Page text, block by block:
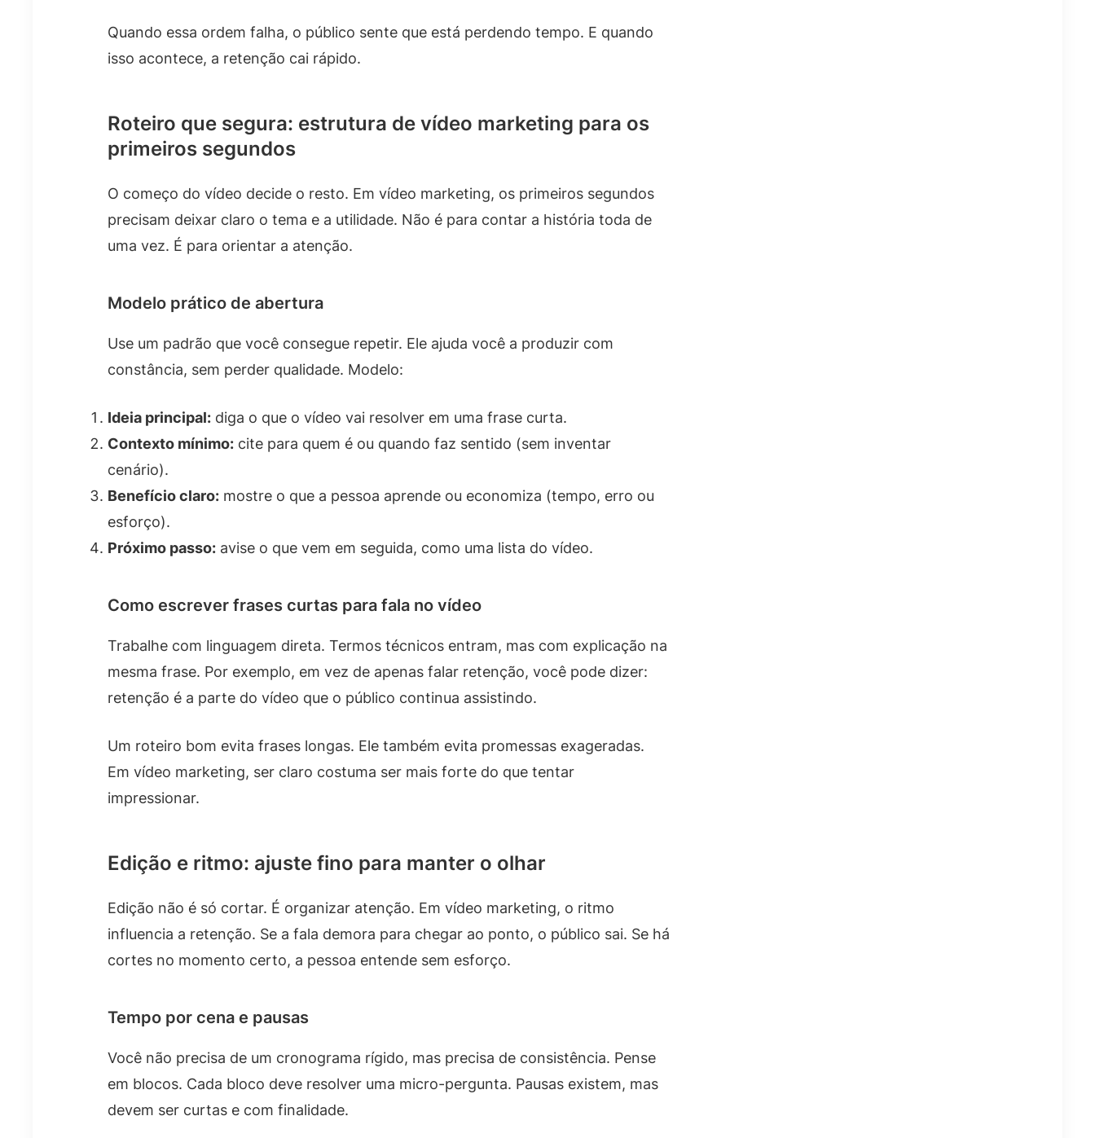
Quando essa ordem falha, o público sente que está perdendo tempo. E quando
isso acontece, a retenção cai rápido.
Roteiro que segura: estrutura de vídeo marketing para os
primeiros segundos
O começo do vídeo decide o resto. Em vídeo marketing, os primeiros segundos
precisam deixar claro o tema e a utilidade. Não é para contar a história toda de
uma vez. É para orientar a atenção.
Modelo prático de abertura
Use um padrão que você consegue repetir. Ele ajuda você a produzir com
constância, sem perder qualidade. Modelo:
Ideia principal: diga o que o vídeo vai resolver em uma frase curta.
Contexto mínimo: cite para quem é ou quando faz sentido (sem inventar
cenário).
Benefício claro: mostre o que a pessoa aprende ou economiza (tempo, erro ou
esforço).
Próximo passo: avise o que vem em seguida, como uma lista do vídeo.
Como escrever frases curtas para fala no vídeo
Trabalhe com linguagem direta. Termos técnicos entram, mas com explicação na
mesma frase. Por exemplo, em vez de apenas falar retenção, você pode dizer:
retenção é a parte do vídeo que o público continua assistindo.
Um roteiro bom evita frases longas. Ele também evita promessas exageradas.
Em vídeo marketing, ser claro costuma ser mais forte do que tentar
impressionar.
Edição e ritmo: ajuste fino para manter o olhar
Edição não é só cortar. É organizar atenção. Em vídeo marketing, o ritmo
influencia a retenção. Se a fala demora para chegar ao ponto, o público sai. Se há
cortes no momento certo, a pessoa entende sem esforço.
Tempo por cena e pausas
Você não precisa de um cronograma rígido, mas precisa de consistência. Pense
em blocos. Cada bloco deve resolver uma micro-pergunta. Pausas existem, mas
devem ser curtas e com finalidade.